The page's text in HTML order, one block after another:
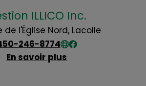
ILLICO Inc.
de l'Église Nord, Lacolle
246-8774
En savoir plus